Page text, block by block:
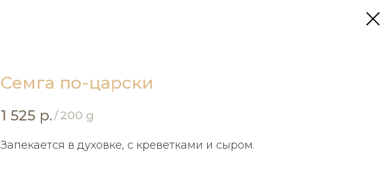
Семга по-царски
1 525 р./200 g
Запекается в духовке, с креветками и сыром.